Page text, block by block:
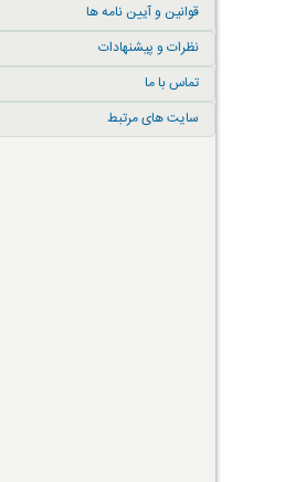
قوانین و آیین نامه ها
نظرات و پیشنهادات
تماس با ما
سایت های مرتبط